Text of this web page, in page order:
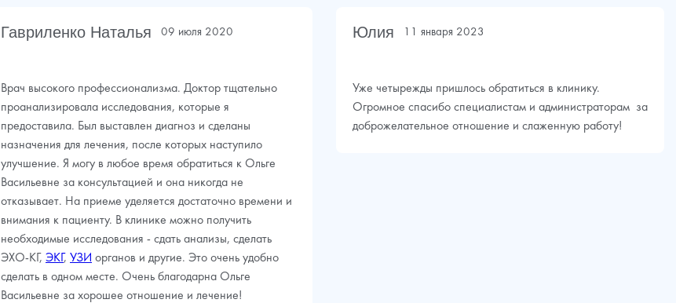
Гавриленко Наталья 09 июля 2020
Врач высокого профессионализма. Доктор тщательно
проанализировала исследования, которые я
предоставила. Был выставлен диагноз и сделаны
назначения для лечения, после которых наступило
улучшение. Я могу в любое время обратиться к Ольге
Васильевне за консультацией и она никогда не
отказывает. На приеме уделяется достаточно времени и
внимания к пациенту. В клинике можно получить
необходимые исследования - сдать анализы, сделать
ЭХО-КГ, ЭКГ, УЗИ органов и другие. Это очень удобно
сделать в одном месте. Очень благодарна Ольге
Васильевне за хорошее отношение и лечение!
Юлия 11 января 2023
Уже четырежды пришлось обратиться в клинику.
Огромное спасибо специалистам и администраторам за
доброжелательное отношение и слаженную работу!